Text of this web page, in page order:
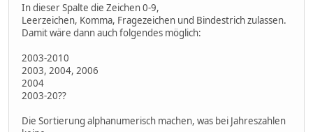
In dieser Spalte die Zeichen 0-9,
Leerzeichen, Komma, Fragezeichen und Bindestrich zulassen.
Damit wäre dann auch folgendes möglich:
2003-2010
2003, 2004, 2006
2004
2003-20??
Die Sortierung alphanumerisch machen, was bei Jahreszahlen